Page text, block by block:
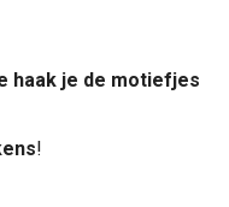
haak je de motiefjes
!